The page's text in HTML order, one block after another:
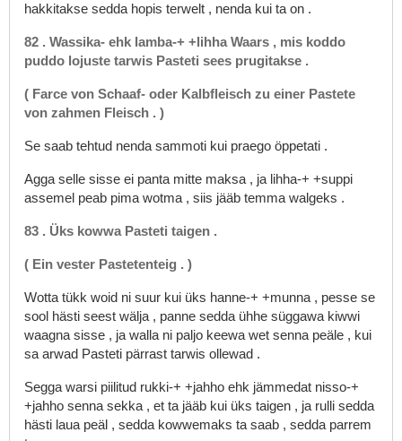
hakkitakse sedda hopis terwelt , nenda kui ta on .
82 . Wassika- ehk lamba-+ +lihha Waars , mis koddo
puddo lojuste tarwis Pasteti sees prugitakse .
( Farce von Schaaf- oder Kalbfleisch zu einer Pastete
von zahmen Fleisch . )
Se saab tehtud nenda sammoti kui praego öppetati .
Agga selle sisse ei panta mitte maksa , ja lihha-+ +suppi
assemel peab pima wotma , siis jääb temma walgeks .
83 . Üks kowwa Pasteti taigen .
( Ein vester Pastetenteig . )
Wotta tükk woid ni suur kui üks hanne-+ +munna , pesse se
sool hästi seest wälja , panne sedda ühhe süggawa kiwwi
waagna sisse , ja walla ni paljo keewa wet senna peäle , kui
sa arwad Pasteti pärrast tarwis ollewad .
Segga warsi piilitud rukki-+ +jahho ehk jämmedat nisso-+
+jahho senna sekka , et ta jääb kui üks taigen , ja rulli sedda
hästi laua peäl , sedda kowwemaks ta saab , sedda parrem